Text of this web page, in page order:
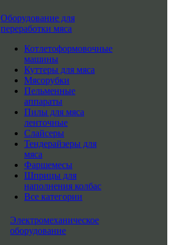
Оборудование для
переработки мяса
Котлетоформовочные
машины
Куттеры для мяса
Мясорубки
Пельменные
аппараты
Пилы для мяса
ленточные
Слайсеры
Тендерайзеры для
мяса
Фаршемесы
Шприцы для
наполнения колбас
Все категории
Электромеханическое
оборудование